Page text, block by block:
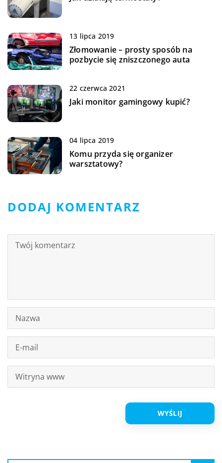
13 lipca 2019
Złomowanie – prosty sposób na
pozbycie się zniszczonego auta
22 czerwca 2021
Jaki monitor gamingowy kupić?
04 lipca 2019
Komu przyda się organizer
warsztatowy?
DODAJ KOMENTARZ